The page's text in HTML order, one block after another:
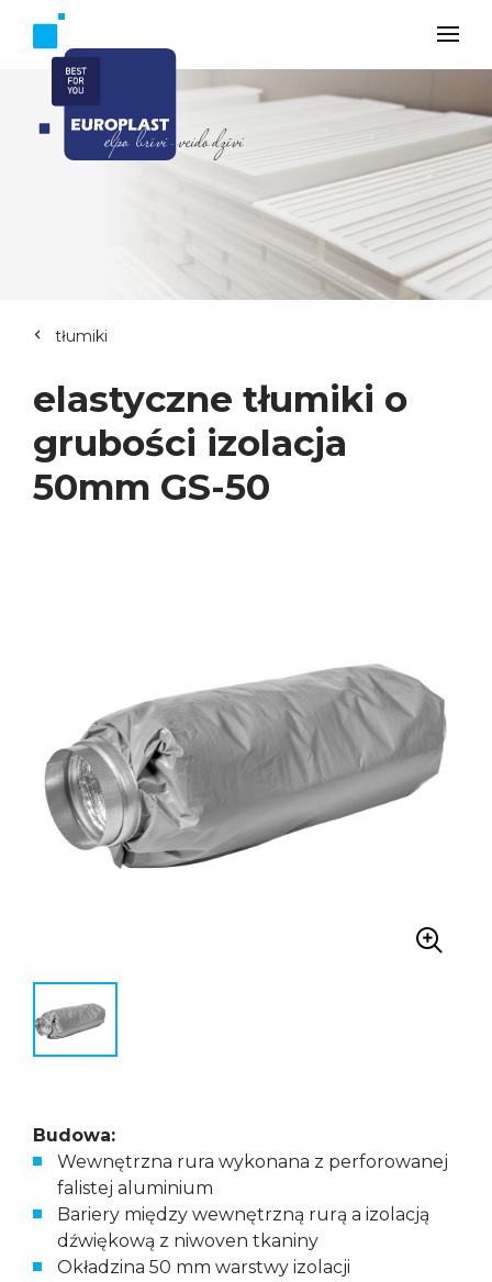
tłumiki
elastyczne tłumiki o
grubości izolacja
50mm GS-50
Budowa:
Wewnętrzna rura wykonana z perforowanej
falistej aluminium
Bariery między wewnętrzną rurą a izolacją
dźwiękową z niwoven tkaniny
Okładzina 50 mm warstwy izolacji